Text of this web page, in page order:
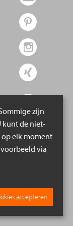
zijn
kunt de niet-
op elk moment
via
accepteren